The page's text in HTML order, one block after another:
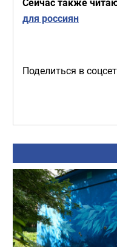
для россиян
Поделиться в